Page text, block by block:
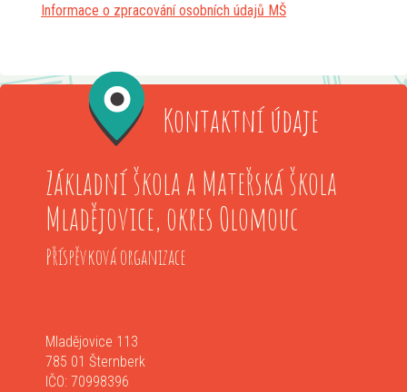
Informace o zpracování osobních údajů MŠ
Kontaktní údaje
Základní škola a Mateřská škola
Mladějovice, okres Olomouc
Příspěvková organizace
Mladějovice 113
785 01 Šternberk
IČO: 70998396